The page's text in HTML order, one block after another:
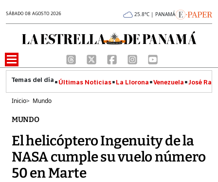
SÁBADO 08 AGOSTO 2026 25.8°C | PANAMÁ
Últimas Noticias La Llorona Venezuela José
Inicio> Mundo
MUNDO
El helicóptero Ingenuity de la
NASA cumple su vuelo número
50 en Marte